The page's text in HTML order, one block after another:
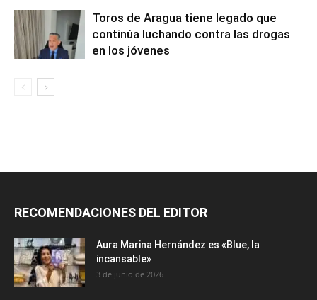
Toros de Aragua tiene legado que
continúa luchando contra las drogas
en los jóvenes
RECOMENDACIONES DEL EDITOR
Aura Marina Hernández es «Blue, la
incansable»
3 de junio de 2026